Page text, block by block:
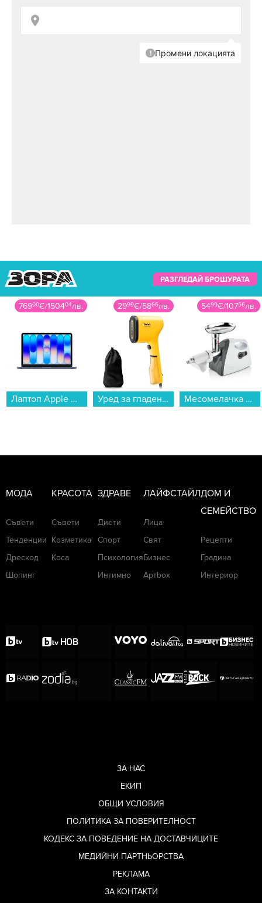
РАЗГЛЕДАЙ БРОШУРАТА
76900€/150404лв.
Лаптоп Apple MacBook Neo 13" 256GB Indigo mhff4 , 13.00 , 256 , 8 , Apple A18 Pro 5 Core GPU , Apple A18 Pro 6 Core , Mac OS...
2999€/5866лв.
Уред за гладене с пара Tefal DT2026E1...
5499€/10756лв.
Месомелачка Crown CTG-20GW...
МОДА
Съвети
Тенденции
Дрескод
Шопинг
КРАСОТА
Съвети
Козметика
Коса
ЗДРАВЕ
Диети
Спорт
Психология
Интимно
ЛАЙФСТАЙЛ
Лица
Свят
Бизнес
Артbox
ДОМ И
СЕМЕЙСТВО
Рецепти
Градина
Интериор
ЗА НАС
ЕКИП
ОБЩИ УСЛОВИЯ
ПОЛИТИКА ЗА ПОВЕРИТЕЛНОСТ
КОДЕКС ЗА ПОВЕДЕНИЕ НА ДОСТАВЧИЦИТЕ
МЕДИЙНИ ПАРТНЬОРСТВА
РЕКЛАМА
ЗА КОНТАКТИ